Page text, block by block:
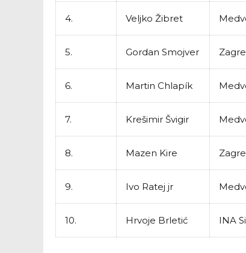
4. Veljko Žibret
5. Gordan Smojver
6. Martin Chlapík
7. Krešimir Švigir
8. Mazen Kire
9. Ivo Ratej jr
10. Hrvoje Brletić INA